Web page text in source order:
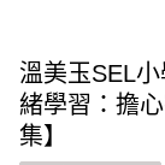
溫美玉SEL
緒學習：擔
集】